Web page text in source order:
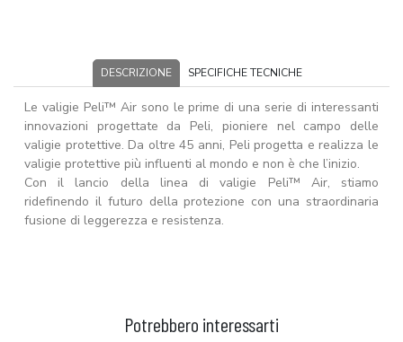
DESCRIZIONE SPECIFICHE TECNICHE
Le valigie Peli™ Air sono le prime di una serie di interessanti
innovazioni progettate da Peli, pioniere nel campo delle
valigie protettive. Da oltre 45 anni, Peli progetta e realizza le
valigie protettive più influenti al mondo e non è che l’inizio.
Con il lancio della linea di valigie Peli™ Air, stiamo
ridefinendo il futuro della protezione con una straordinaria
fusione di leggerezza e resistenza.
Potrebbero interessarti
AGGIUNGI AL CARRELLO